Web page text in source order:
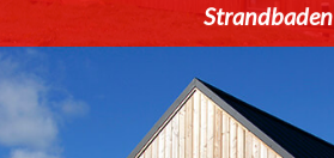
Strandbaden